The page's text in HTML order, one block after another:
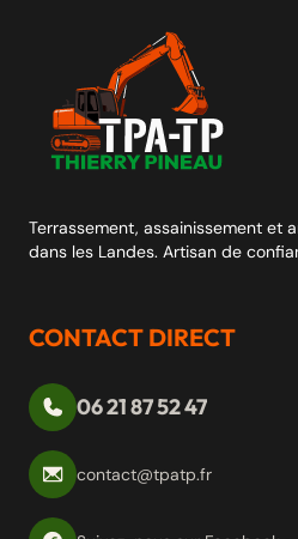
Terrassement, assainissement et
dans les Landes. Artisan de
CONTACT DIRECT
06 21 87 52 47
contact@tpatp.fr